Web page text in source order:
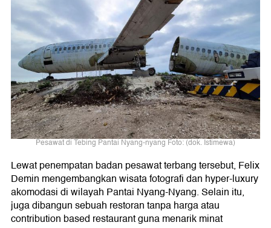
Pesawat di Tebing Pantai Nyang-nyang Foto: (dok. Istimewa)
Lewat penempatan badan pesawat terbang tersebut, Felix
Demin mengembangkan wisata fotografi dan hyper-luxury
akomodasi di wilayah Pantai Nyang-Nyang. Selain itu,
juga dibangun sebuah restoran tanpa harga atau
contribution based restaurant guna menarik minat